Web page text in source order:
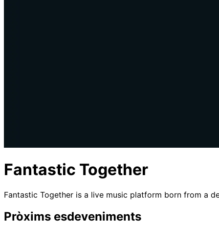
Fantastic Together
Fantastic Together is a live music platform born from a
Pròxims esdeveniments